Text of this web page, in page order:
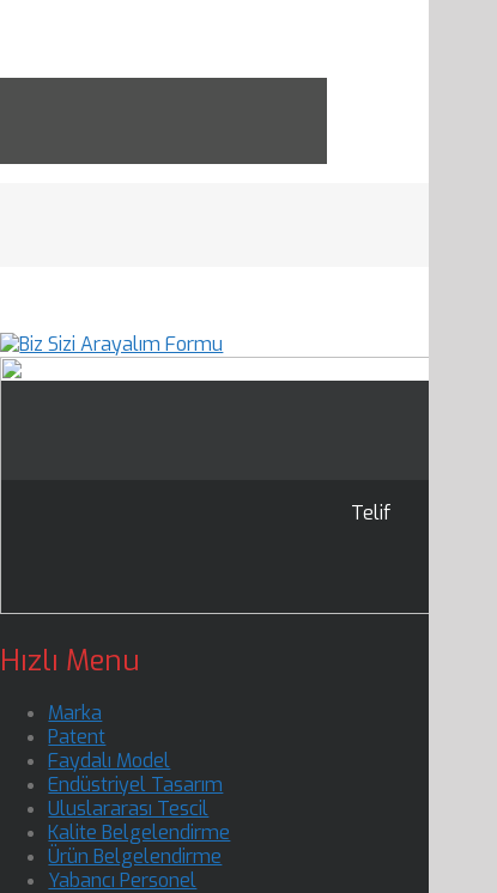
Hızlı Menu
Marka
Patent
Faydalı Model
Endüstriyel Tasarım
Uluslararası Tescil
Kalite Belgelendirme
Ürün Belgelendirme
Yabancı Personel
Telif